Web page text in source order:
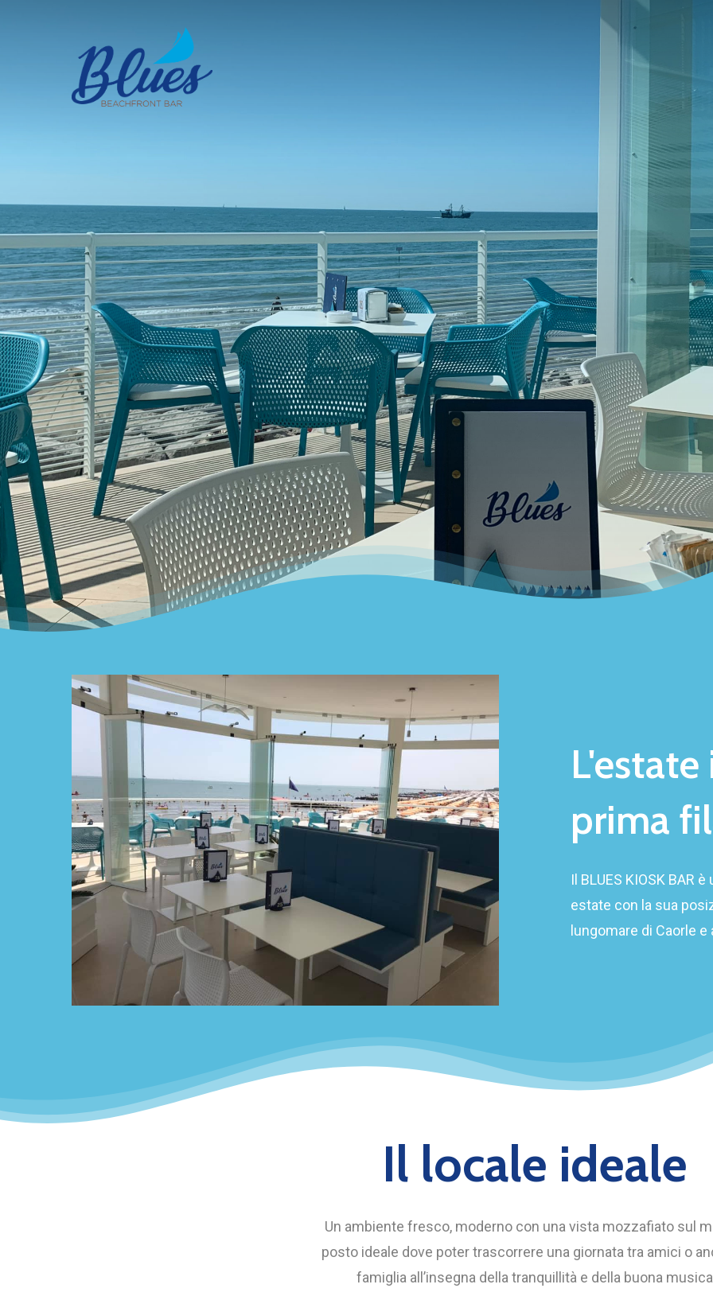
L'estate
prima
Il BLUES KIOSK BAR
estate con la sua
lungomare di Caorle
Il locale ideale
Un ambiente fresco, moderno con una vista mozzafiato sul
posto ideale dove poter trascorrere una giornata tra amici o
famiglia all’insegna della tranquillità e della buona musica